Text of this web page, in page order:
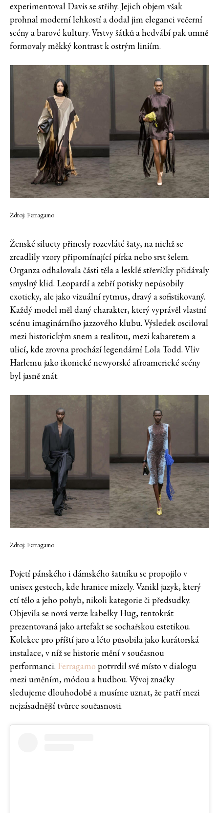
experimentoval Davis se střihy. Jejich objem však
prohnal moderní lehkostí a dodal jim eleganci večerní
scény a barové kultury. Vrstvy šátků a hedvábí pak umně
formovaly měkký kontrast k ostrým liniím.
Zdroj: Ferragamo
Ženské siluety přinesly rozevláté šaty, na nichž se
zrcadlily vzory připomínající pírka nebo srst šelem.
Organza odhalovala části těla a lesklé střevíčky přidávaly
smyslný klid. Leopardí a zebří potisky nepůsobily
exoticky, ale jako vizuální rytmus, dravý a sofistikovaný.
Každý model měl daný charakter, který vyprávěl vlastní
scénu imaginárního jazzového klubu. Výsledek osciloval
mezi historickým snem a realitou, mezi kabaretem a
ulicí, kde zrovna prochází legendární Lola Todd. Vliv
Harlemu jako ikonické newyorské afroamerické scény
byl jasně znát.
Zdroj: Ferragamo
Pojetí pánského i dámského šatníku se propojilo v
unisex gestech, kde hranice mizely. Vznikl jazyk, který
ctí tělo a jeho pohyb, nikoli kategorie či předsudky.
Objevila se nová verze kabelky Hug, tentokrát
prezentovaná jako artefakt se sochařskou estetikou.
Kolekce pro příští jaro a léto působila jako kurátorská
instalace, v níž se historie mění v současnou
performanci. Ferragamo potvrdil své místo v dialogu
mezi uměním, módou a hudbou. Vývoj značky
sledujeme dlouhodobě a musíme uznat, že patří mezi
nejzásadnější tvůrce současnosti.